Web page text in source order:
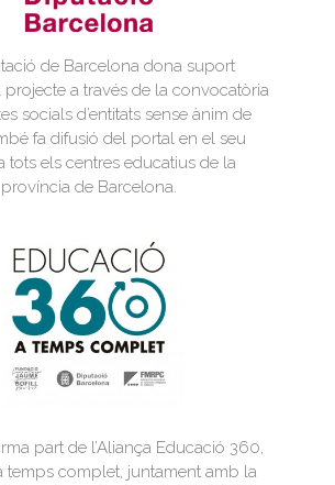
de Barcelona dona suport
a través de la convocatòria
socials d’entitats sense ànim de
fa difusió del portal en el seu
tots els centres educatius de la
província de Barcelona.
part de l’Aliança Educació 360,
temps complet, juntament amb la